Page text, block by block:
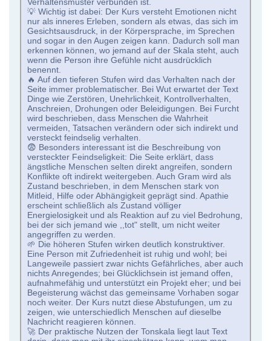
Verhaltensmuster verbunden ist.
💡 Wichtig ist dabei: Der Kurs versteht Emotionen nicht
nur als inneres Erleben, sondern als etwas, das sich im
Gesichtsausdruck, in der Körpersprache, im Sprechen
und sogar in den Augen zeigen kann. Dadurch soll man
erkennen können, wo jemand auf der Skala steht, auch
wenn die Person ihre Gefühle nicht ausdrücklich
benennt.
🔥 Auf den tieferen Stufen wird das Verhalten nach der
Seite immer problematischer. Bei Wut erwartet der Text
Dinge wie Zerstören, Unehrlichkeit, Kontrollverhalten,
Anschreien, Drohungen oder Beleidigungen. Bei Furcht
wird beschrieben, dass Menschen die Wahrheit
vermeiden, Tatsachen verändern oder sich indirekt und
versteckt feindselig verhalten.
😨 Besonders interessant ist die Beschreibung von
versteckter Feindseligkeit: Die Seite erklärt, dass
ängstliche Menschen selten direkt angreifen, sondern
Konflikte oft indirekt weitergeben. Auch Gram wird als
Zustand beschrieben, in dem Menschen stark von
Mitleid, Hilfe oder Abhängigkeit geprägt sind. Apathie
erscheint schließlich als Zustand völliger
Energielosigkeit und als Reaktion auf zu viel Bedrohung,
bei der sich jemand wie ,,tot" stellt, um nicht weiter
angegriffen zu werden.
🌱 Die höheren Stufen wirken deutlich konstruktiver.
Eine Person mit Zufriedenheit ist ruhig und wohl; bei
Langeweile passiert zwar nichts Gefährliches, aber auch
nichts Anregendes; bei Glücklichsein ist jemand offen,
aufnahmefähig und unterstützt ein Projekt eher; und bei
Begeisterung wächst das gemeinsame Vorhaben sogar
noch weiter. Der Kurs nutzt diese Abstufungen, um zu
zeigen, wie unterschiedlich Menschen auf dieselbe
Nachricht reagieren können.
🚀 Der praktische Nutzen der Tonskala liegt laut Text